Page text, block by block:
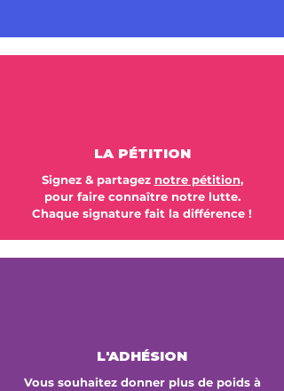
LA PÉTITION
Signez & partagez notre pétition,
pour faire connaître notre lutte.
Chaque signature fait la différence !
L'ADHÉSION
Vous souhaitez donner plus de poids à